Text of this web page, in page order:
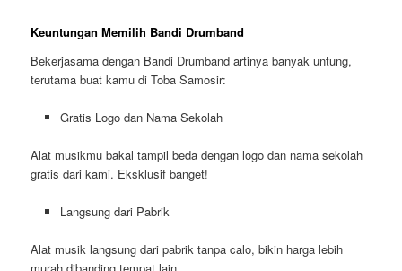
Keuntungan Memilih Bandi Drumband
Bekerjasama dengan Bandi Drumband artinya banyak untung,
terutama buat kamu di Toba Samosir:
Gratis Logo dan Nama Sekolah
Alat musikmu bakal tampil beda dengan logo dan nama sekolah
gratis dari kami. Eksklusif banget!
Langsung dari Pabrik
Alat musik langsung dari pabrik tanpa calo, bikin harga lebih